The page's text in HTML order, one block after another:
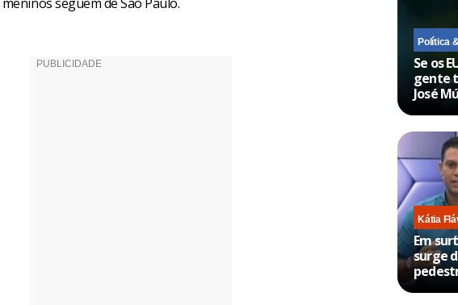
Política
Se os
gente
José
Kátia
Em
surge